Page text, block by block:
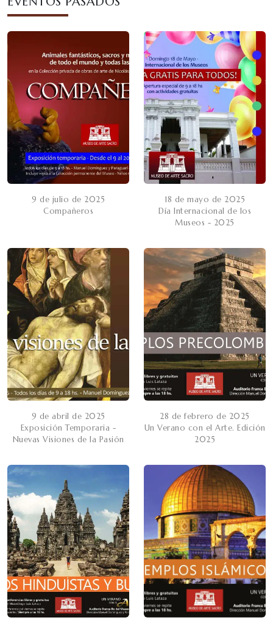
9 de julio de 2025
Compañeros
18 de mayo de 2025
Día Internacional de los
Museos - 2025
9 de abril de 2025
Exposición Temporaria -
Nuevas Visiones de la Pasión
28 de febrero de 2025
Un Verano con el Arte. Edición
2025